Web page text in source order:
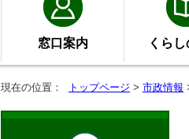
窓口案内 くら
現在の位置： トップページ > 市政情報